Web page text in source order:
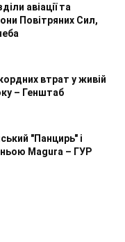
авіації та
Повітряних Сил,
втрат у живій
– Генштаб
"Панцирь" і
Magura – ГУР